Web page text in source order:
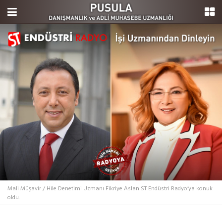
Mali Müşavir / Hile Denetimi Uzmanı Fikriye Aslan ST Endüstri Radyo’ya konuk
oldu.